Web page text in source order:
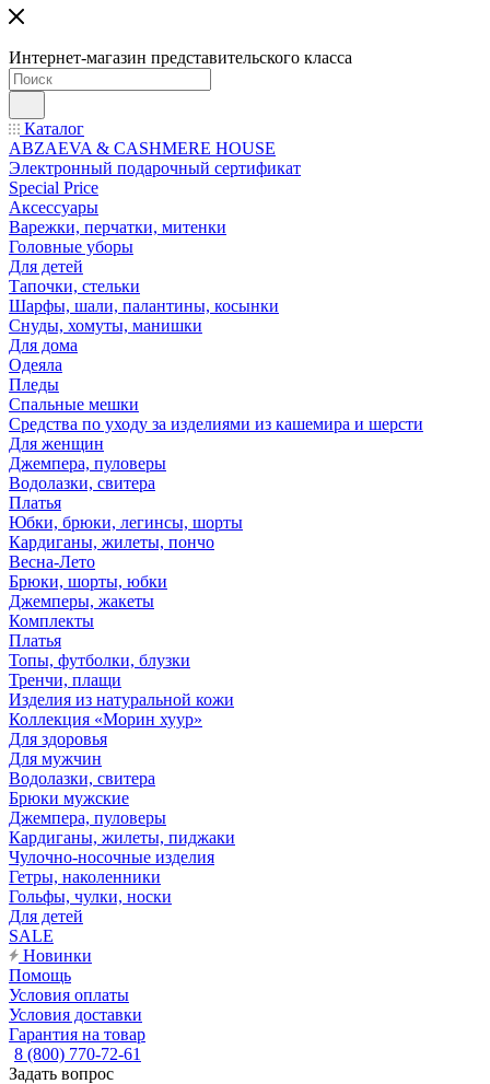
Интернет-магазин представительского класса
Каталог
ABZAEVA & CASHMERE HOUSE
Электронный подарочный сертификат
Special Price
Аксессуары
Варежки, перчатки, митенки
Головные уборы
Для детей
Тапочки, стельки
Шарфы, шали, палантины, косынки
Снуды, хомуты, манишки
Для дома
Одеяла
Пледы
Спальные мешки
Средства по уходу за изделиями из кашемира и шерсти
Для женщин
Джемпера, пуловеры
Водолазки, свитера
Платья
Юбки, брюки, легинсы, шорты
Кардиганы, жилеты, пончо
Весна-Лето
Брюки, шорты, юбки
Джемперы, жакеты
Комплекты
Платья
Топы, футболки, блузки
Тренчи, плащи
Изделия из натуральной кожи
Коллекция «Морин хуур»
Для здоровья
Для мужчин
Водолазки, свитера
Брюки мужские
Джемпера, пуловеры
Кардиганы, жилеты, пиджаки
Чулочно-носочные изделия
Гетры, наколенники
Гольфы, чулки, носки
Для детей
SALE
Новинки
Помощь
Условия оплаты
Условия доставки
Гарантия на товар
8 (800) 770-72-61
Задать вопрос